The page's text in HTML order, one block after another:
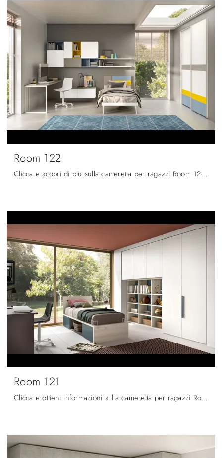
Room 122
Clicca e scopri di più sulla cameretta per ragazzi Room 122! Le Camerette componibili Zg Mobili ti aspettano.
Room 121
Clicca e ottieni informazioni sulla cameretta per ragazzi Room 121! Le Camerette componibili Zg Mobili ti attendono.